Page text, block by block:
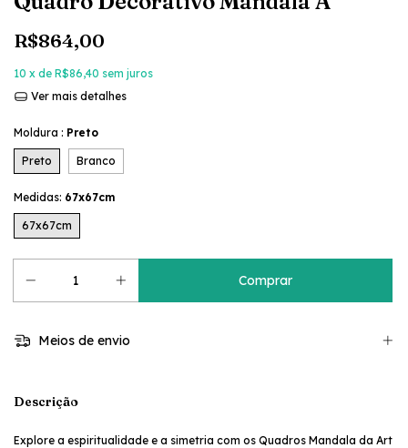
R$864,00
10 x de R$86,40 sem juros
Ver mais detalhes
Moldura : Preto
Preto Branco
Medidas: 67x67cm
67x67cm
Meios de envio
Descrição
Explore a espiritualidade e a simetria com os Quadros Mandala da Art